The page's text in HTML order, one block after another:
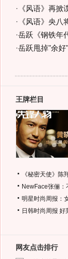
· 《风语》再
· 《风语》央
·岳跃《钢铁年
·岳跃甩掉"余
王牌栏目
《秘密天使》
NewFace张俪：
明星时尚周报：
日韩时尚周报 好
网友点击排行